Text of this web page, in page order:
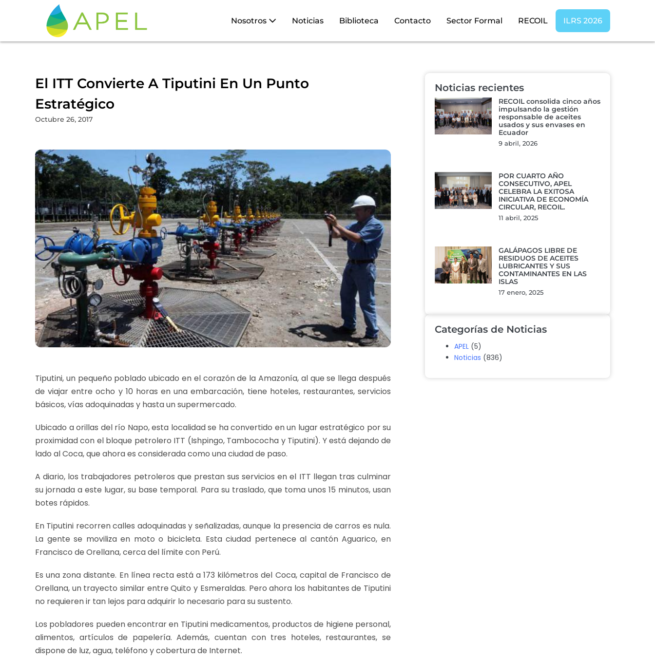
Nosotros Noticias Biblioteca Contacto Sector Formal RECOIL ILRS 2026
El ITT Convierte A Tiputini En Un Punto
Estratégico
Octubre 26, 2017
Tiputini, un pequeño poblado ubicado en el corazón de la Amazonía, al que se llega después
de viajar entre ocho y 10 horas en una embarcación, tiene hoteles, restaurantes, servicios
básicos, vías adoquinadas y hasta un supermercado.
Ubicado a orillas del río Napo, esta localidad se ha convertido en un lugar estratégico por su
proximidad con el bloque petrolero ITT (Ishpingo, Tambococha y Tiputini). Y está dejando de
lado al Coca, que ahora es considerada como una ciudad de paso.
A diario, los trabajadores petroleros que prestan sus servicios en el ITT llegan tras culminar
su jornada a este lugar, su base temporal. Para su traslado, que toma unos 15 minutos, usan
botes rápidos.
En Tiputini recorren calles adoquinadas y señalizadas, aunque la presencia de carros es nula.
La gente se moviliza en moto o bicicleta. Esta ciudad pertenece al cantón Aguarico, en
Francisco de Orellana, cerca del límite con Perú.
Es una zona distante. En línea recta está a 173 kilómetros del Coca, capital de Francisco de
Orellana, un trayecto similar entre Quito y Esmeraldas. Pero ahora los habitantes de Tiputini
no requieren ir tan lejos para adquirir lo necesario para su sustento.
Los pobladores pueden encontrar en Tiputini medicamentos, productos de higiene personal,
alimentos, artículos de papelería. Además, cuentan con tres hoteles, restaurantes, se
dispone de luz, agua, teléfono y cobertura de Internet.
Noticias recientes
RECOIL consolida cinco años
impulsando la gestión
responsable de aceites
usados y sus envases en
Ecuador
9 abril, 2026
POR CUARTO AÑO
CONSECUTIVO, APEL
CELEBRA LA EXITOSA
INICIATIVA DE ECONOMÍA
CIRCULAR, RECOIL.
11 abril, 2025
GALÁPAGOS LIBRE DE
RESIDUOS DE ACEITES
LUBRICANTES Y SUS
CONTAMINANTES EN LAS
ISLAS
17 enero, 2025
Categorías de Noticias
APEL (5)
Noticias (836)